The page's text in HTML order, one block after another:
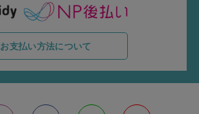
お支払い方法について